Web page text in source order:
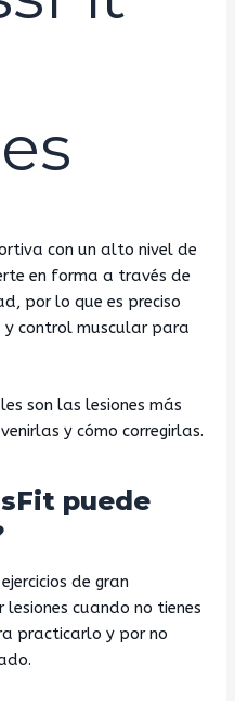
con un alto nivel de
en forma a través de
por lo que es preciso
y control muscular para
son las lesiones más
y cómo corregirlas.
puede
de gran
cuando no tienes
practicarlo y por no